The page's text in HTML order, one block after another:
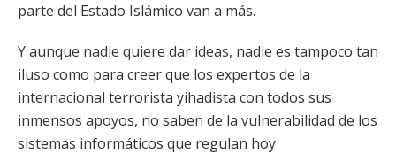
parte del Estado Islámico van a más.
Y aunque nadie quiere dar ideas, nadie es tampoco tan
iluso como para creer que los expertos de la
internacional terrorista yihadista con todos sus
inmensos apoyos, no saben de la vulnerabilidad de los
sistemas informáticos que regulan hoy